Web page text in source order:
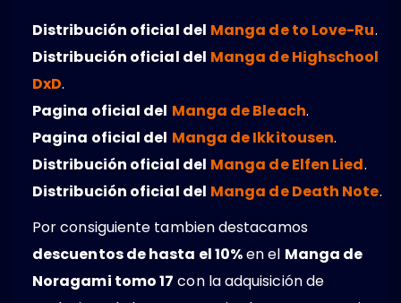
Distribución oficial del Manga de to Love-Ru.
Distribución oficial del Manga de Highschool
DxD.
Pagina oficial del Manga de Bleach.
Pagina oficial del Manga de Ikkitousen.
Distribución oficial del Manga de Elfen Lied.
Distribución oficial del Manga de Death Note.
Por consiguiente tambien destacamos
descuentos de hasta el 10%en el Manga de
Noragami tomo 17 con la adquisición de